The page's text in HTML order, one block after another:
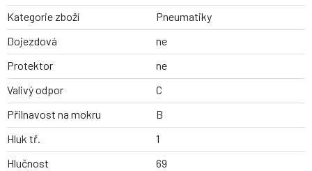
Kategorie zboží
Pneumatiky
Dojezdová
ne
Protektor
ne
Valivý odpor
C
Přilnavost na mokru
B
Hluk tř.
1
Hlučnost
69